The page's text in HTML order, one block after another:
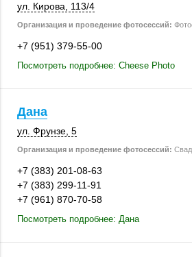
ул. Кирова 113/4
Организация и проведение фотосессий:
+7 (951) 379-55-00
Посмотреть подробнее: Cheese Photo
Дана
ул. Фрунзе, 5
Организация и проведение фотосессий:
+7 (383) 201-08-63
+7 (383) 299-11-91
+7 (961) 870-70-58
Посмотреть подробнее: Дана